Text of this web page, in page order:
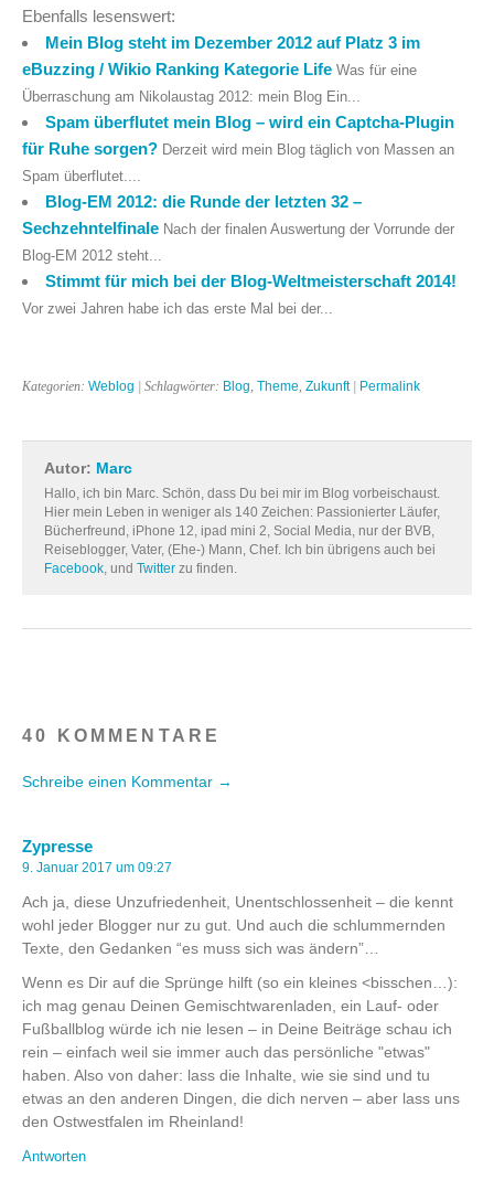
Ebenfalls lesenswert:
Mein Blog steht im Dezember 2012 auf Platz 3 im
eBuzzing / Wikio Ranking Kategorie Life Was für eine
Überraschung am Nikolaustag 2012: mein Blog Ein...
Spam überflutet mein Blog – wird ein Captcha-Plugin
für Ruhe sorgen? Derzeit wird mein Blog täglich von Massen an
Spam überflutet....
Blog-EM 2012: die Runde der letzten 32 –
Sechzehntelfinale Nach der finalen Auswertung der Vorrunde der
Blog-EM 2012 steht...
Stimmt für mich bei der Blog-Weltmeisterschaft 2014!
Vor zwei Jahren habe ich das erste Mal bei der...
Kategorien: Weblog | Schlagwörter: Blog, Theme, Zukunft| Permalink
Autor: Marc
Hallo, ich bin Marc. Schön, dass Du bei mir im Blog vorbeischaust.
Hier mein Leben in weniger als 140 Zeichen: Passionierter Läufer,
Bücherfreund, iPhone 12, ipad mini 2, Social Media, nur der BVB,
Reiseblogger, Vater, (Ehe-) Mann, Chef. Ich bin übrigens auch bei
Facebook, und Twitter zu finden.
40 KOMMENTARE
Schreibe einen Kommentar →
Zypresse
9. Januar 2017 um 09:27
Ach ja, diese Unzufriedenheit, Unentschlossenheit – die kennt
wohl jeder Blogger nur zu gut. Und auch die schlummernden
Texte, den Gedanken “es muss sich was ändern”…
Wenn es Dir auf die Sprünge hilft (so ein kleines <bisschen…):
ich mag genau Deinen Gemischtwarenladen, ein Lauf- oder
Fußballblog würde ich nie lesen – in Deine Beiträge schau ich
rein – einfach weil sie immer auch das persönliche "etwas"
haben. Also von daher: lass die Inhalte, wie sie sind und tu
etwas an den anderen Dingen, die dich nerven – aber lass uns
den Ostwestfalen im Rheinland!
Antworten